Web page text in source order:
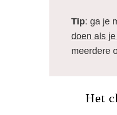
Tip: ga je
doen als
meerdere
Het